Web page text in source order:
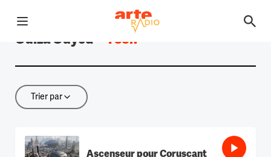
Ouvrir le menu
Retour à la page d'accueil
Ouiza Ouyed 1 son
Trier par
Trier par
Ascenseur pour Coruscant